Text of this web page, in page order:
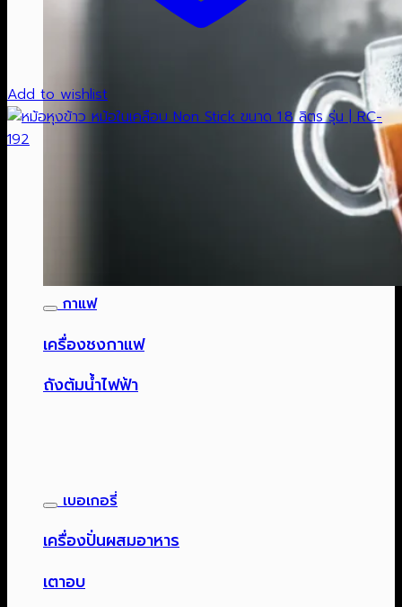
กาแฟ
เครื่องชงกาแฟ
ถังต้มน้ำไฟฟ้า
เบอเกอรี่
เครื่องปั่นผสมอาหาร
เตาอบ
Add to wishlist